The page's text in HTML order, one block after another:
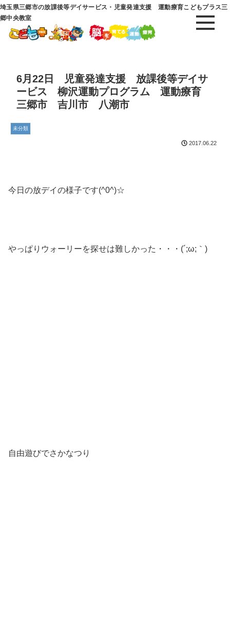
埼玉県三郷市の放課後等デイサービス・児童発達支援 運動療育こどもプラス三
郷中央教室
6月22日 児童発達支援 放課後等デイサ
ービス 柳沢運動プログラム 運動療育
三郷市 吉川市 八潮市
未分類
2017.06.22
今日の放デイの様子です(^0^)☆
やっぱりウォーリーを探せは難しかった・・・(´;ω;｀)
自由遊びでさかなつり